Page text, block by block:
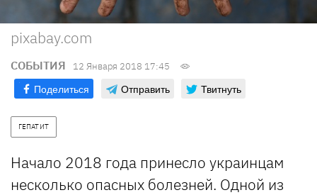
pixabay.com
СОБЫТИЯ 12 Января 2018 17:45
Поделиться Отправить Твитнуть
ГЕПАТИТ
Начало 2018 года принесло украинцам
несколько опасных болезней. Одной из